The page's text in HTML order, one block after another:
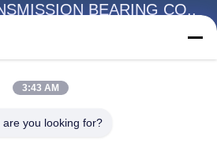
BEARING CO.,
3:43 AM
you looking for?